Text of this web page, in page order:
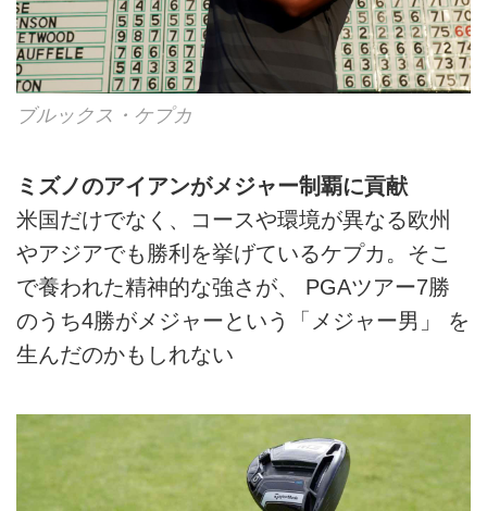
ブルックス・ケプカ
ミズノのアイアンがメジャー制覇に貢献
米国だけでなく、コースや環境が異なる欧州
やアジアでも勝利を挙げているケプカ。そこ
で養われた精神的な強さが、 PGAツアー7勝
のうち4勝がメジャーという「メジャー男」 を
生んだのかもしれない